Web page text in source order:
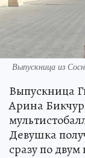
Выпускница из
Выпускница
Арина
Девушка
сразу по